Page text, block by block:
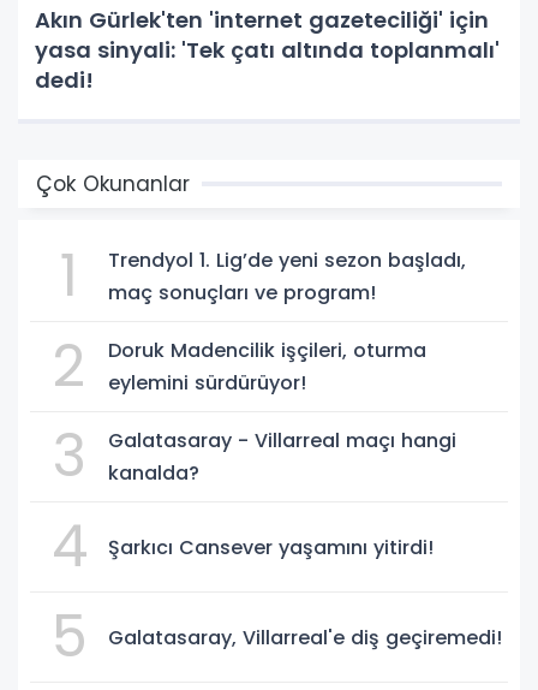
Akın Gürlek'ten 'internet gazeteciliği' için
yasa sinyali: 'Tek çatı altında toplanmalı'
dedi!
Çok Okunanlar
1
Trendyol 1. Lig’de yeni sezon başladı,
maç sonuçları ve program!
2
Doruk Madencilik işçileri, oturma
eylemini sürdürüyor!
3
Galatasaray - Villarreal maçı hangi
kanalda?
4 Şarkıcı Cansever yaşamını yitirdi!
5 Galatasaray, Villarreal'e diş geçiremedi!